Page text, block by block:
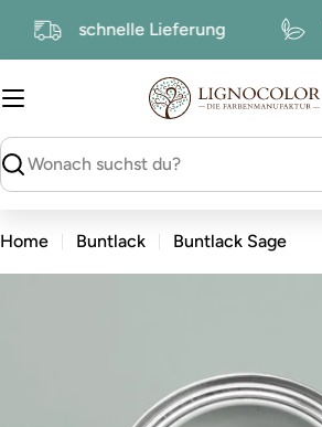
Inhalt
schnelle Lieferung
suchen
Home Buntlack Buntlack Sage